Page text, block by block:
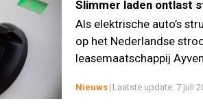
Slimmer laden ontlast
Als elektrische auto’s
op het Nederlandse
leasemaatschappij
Nieuws | Laatste update: 7 juli